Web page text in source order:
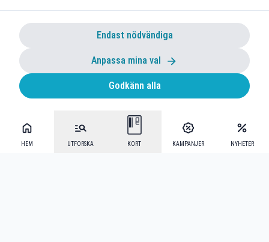
HEM UTFORSKA KORT KAMPANJER NYHETER
Endast nödvändiga
Anpassa mina val
Godkänn alla